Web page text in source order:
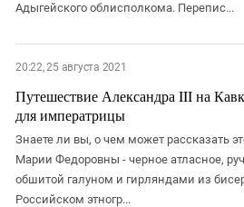
Адыгейского облисполкома. Перепис...
20:22, 25 августа 2021
Путешествие Александра III на
для императрицы
Знаете ли вы, о чем может рассказать
Марии Федоровны - черное атласное,
обшитой галуном и гирляндами из
Российском этногр...